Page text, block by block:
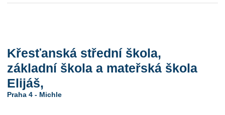
Křesťanská střední škola,
základní škola a mateřská škola
Elijáš,
Praha 4 - Michle